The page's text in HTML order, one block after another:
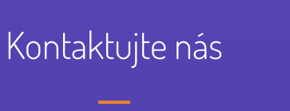
Kontaktujte nás